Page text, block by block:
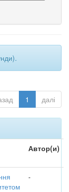
1 далі
Автор(и)
-